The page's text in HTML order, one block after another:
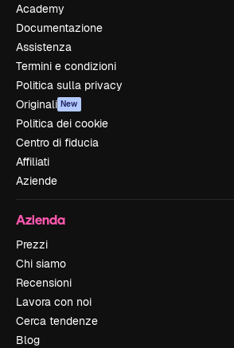
Academy
Documentazione
Assistenza
Termini e condizioni
Politica sulla privacy
Originali New
Politica dei cookie
Centro di fiducia
Affiliati
Aziende
Azienda
Prezzi
Chi siamo
Recensioni
Lavora con noi
Cerca tendenze
Blog